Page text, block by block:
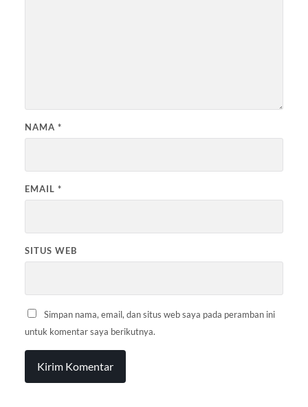
NAMA *
EMAIL *
SITUS WEB
Simpan nama, email, dan situs web saya pada peramban ini
untuk komentar saya berikutnya.